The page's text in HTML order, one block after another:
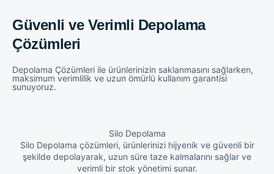
Güvenli ve Verimli Depolama
Çözümleri
Depolama Çözümleri ile ürünlerinizin saklanmasını sağlarken,
maksimum verimlilik ve uzun ömürlü kullanım garantisi
sunuyoruz.
Silo Depolama
Silo Depolama çözümleri, ürünlerinizi hijyenik ve güvenli bir
şekilde depolayarak, uzun süre taze kalmalarını sağlar ve
verimli bir stok yönetimi sunar.